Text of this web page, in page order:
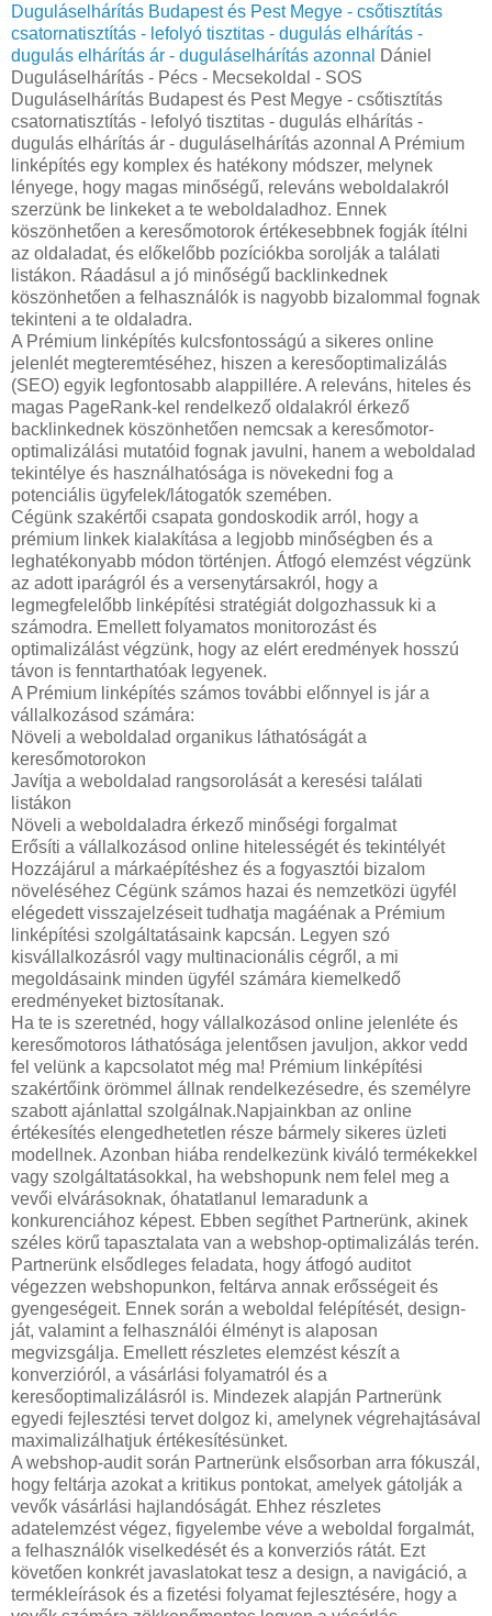
Duguláselhárítás Budapest és Pest Megye - csőtisztítás
csatornatisztítás - lefolyó tisztitas - dugulás elhárítás -
dugulás elhárítás ár - duguláselhárítás azonnal
Dániel
Duguláselhárítás - Pécs - Mecsekoldal - SOS
Duguláselhárítás Budapest és Pest Megye - csőtisztítás
csatornatisztítás - lefolyó tisztitas - dugulás elhárítás -
dugulás elhárítás ár - duguláselhárítás azonnal A Prémium
linképítés egy komplex és hatékony módszer, melynek
lényege, hogy magas minőségű, releváns weboldalakról
szerzünk be linkeket a te weboldaladhoz. Ennek
köszönhetően a keresőmotorok értékesebbnek fogják ítélni
az oldaladat, és előkelőbb pozíciókba sorolják a találati
listákon. Ráadásul a jó minőségű backlinkednek
köszönhetően a felhasználók is nagyobb bizalommal fognak
tekinteni a te oldaladra.
A Prémium linképítés kulcsfontosságú a sikeres online
jelenlét megteremtéséhez, hiszen a keresőoptimalizálás
(SEO) egyik legfontosabb alappillére. A releváns, hiteles és
magas PageRank-kel rendelkező oldalakról érkező
backlinkednek köszönhetően nemcsak a keresőmotor-
optimalizálási mutatóid fognak javulni, hanem a weboldalad
tekintélye és használhatósága is növekedni fog a
potenciális ügyfelek/látogatók szemében.
Cégünk szakértői csapata gondoskodik arról, hogy a
prémium linkek kialakítása a legjobb minőségben és a
leghatékonyabb módon történjen. Átfogó elemzést végzünk
az adott iparágról és a versenytársakról, hogy a
legmegfelelőbb linképítési stratégiát dolgozhassuk ki a
számodra. Emellett folyamatos monitorozást és
optimalizálást végzünk, hogy az elért eredmények hosszú
távon is fenntarthatóak legyenek.
A Prémium linképítés számos további előnnyel is jár a
vállalkozásod számára:
Növeli a weboldalad organikus láthatóságát a
keresőmotorokon
Javítja a weboldalad rangsorolását a keresési találati
listákon
Növeli a weboldaladra érkező minőségi forgalmat
Erősíti a vállalkozásod online hitelességét és tekintélyét
Hozzájárul a márkaépítéshez és a fogyasztói bizalom
növeléséhez Cégünk számos hazai és nemzetközi ügyfél
elégedett visszajelzéseit tudhatja magáénak a Prémium
linképítési szolgáltatásaink kapcsán. Legyen szó
kisvállalkozásról vagy multinacionális cégről, a mi
megoldásaink minden ügyfél számára kiemelkedő
eredményeket biztosítanak.
Ha te is szeretnéd, hogy vállalkozásod online jelenléte és
keresőmotoros láthatósága jelentősen javuljon, akkor vedd
fel velünk a kapcsolatot még ma! Prémium linképítési
szakértőink örömmel állnak rendelkezésedre, és személyre
szabott ajánlattal szolgálnak.Napjainkban az online
értékesítés elengedhetetlen része bármely sikeres üzleti
modellnek. Azonban hiába rendelkezünk kiváló termékekkel
vagy szolgáltatásokkal, ha webshopunk nem felel meg a
vevői elvárásoknak, óhatatlanul lemaradunk a
konkurenciához képest. Ebben segíthet Partnerünk, akinek
széles körű tapasztalata van a webshop-optimalizálás terén.
Partnerünk elsődleges feladata, hogy átfogó auditot
végezzen webshopunkon, feltárva annak erősségeit és
gyengeségeit. Ennek során a weboldal felépítését, design-
ját, valamint a felhasználói élményt is alaposan
megvizsgálja. Emellett részletes elemzést készít a
konverzióról, a vásárlási folyamatról és a
keresőoptimalizálásról is. Mindezek alapján Partnerünk
egyedi fejlesztési tervet dolgoz ki, amelynek végrehajtásával
maximalizálhatjuk értékesítésünket.
A webshop-audit során Partnerünk elsősorban arra fókuszál,
hogy feltárja azokat a kritikus pontokat, amelyek gátolják a
vevők vásárlási hajlandóságát. Ehhez részletes
adatelemzést végez, figyelembe véve a weboldal forgalmát,
a felhasználók viselkedését és a konverziós rátát. Ezt
követően konkrét javaslatokat tesz a design, a navigáció, a
termékleírások és a fizetési folyamat fejlesztésére, hogy a